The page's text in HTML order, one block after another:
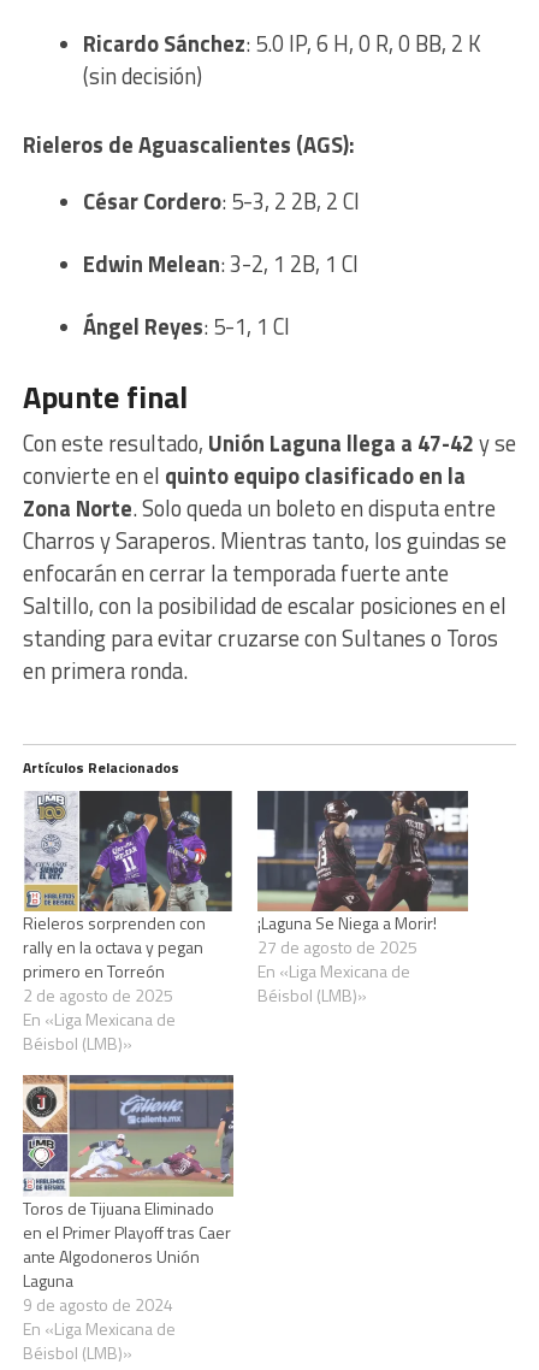
Ricardo Sánchez: 5.0 IP, 6 H, 0 R, 0 BB, 2 K
(sin decisión)
Rieleros de Aguascalientes (AGS):
César Cordero: 5-3, 2 2B, 2 CI
Edwin Melean: 3-2, 1 2B, 1 CI
Ángel Reyes: 5-1, 1 CI
Apunte final
Con este resultado, Unión Laguna llega a 47-42y se
convierte en el quinto equipo clasificado en la
Zona Norte. Solo queda un boleto en disputa entre
Charros y Saraperos. Mientras tanto, los guindas se
enfocarán en cerrar la temporada fuerte ante
Saltillo, con la posibilidad de escalar posiciones en el
standing para evitar cruzarse con Sultanes o Toros
en primera ronda.
Artículos Relacionados
Rieleros sorprenden con
rally en la octava y pegan
primero en Torreón
2 de agosto de 2025
En «Liga Mexicana de
Béisbol (LMB)»
¡Laguna Se Niega a Morir!
27 de agosto de 2025
En «Liga Mexicana de
Béisbol (LMB)»
Toros de Tijuana Eliminado
en el Primer Playoff tras Caer
ante Algodoneros Unión
Laguna
9 de agosto de 2024
En «Liga Mexicana de
Béisbol (LMB)»